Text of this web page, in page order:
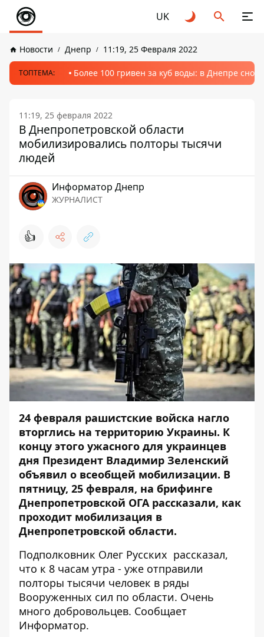
UK
Новости Днепр 11:19, 25 Февраля 2022
ТОПТЕМА: Более 100 гривен за куб воды: в Днепре
11:19, 25 февраля 2022
В Днепропетровской области
мобилизировались полторы тысячи
людей
Информатор Днепр
ЖУРНАЛИСТ
👍
24 февраля рашистские войска нагло
вторглись на территорию Украины. К
концу этого ужасного для украинцев
дня Президент Владимир Зеленский
объявил о всеобщей мобилизации. В
пятницу, 25 февраля, на брифинге
Днепропетровской ОГА рассказали, как
проходит мобилизация в
Днепропетровской области.
Подполковник Олег Русских рассказал,
что к 8 часам утра - уже отправили
полторы тысячи человек в ряды
Вооруженных сил по области. Очень
много добровольцев. Сообщает
Информатор.